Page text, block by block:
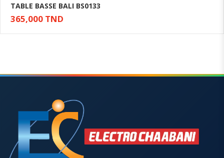
TABLE BASSE BALI BS0133
365,000 TND